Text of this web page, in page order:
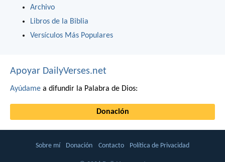
Archivo
Libros de la Biblia
Versículos Más Populares
Apoyar DailyVerses.net
Ayúdame a difundir la Palabra de Dios:
Donación
Sobre mí Donación Contacto Política de Privacidad